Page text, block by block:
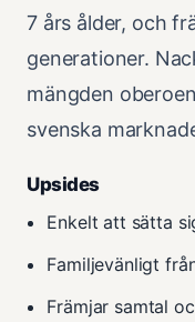
7 års ålder, och
generationer.
mängden
svenska
Upsides
Enkelt att sätta
Familjevänligt
Främjar samtal